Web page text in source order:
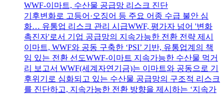
WWF-이마트, 수산물 공급망 리스크 진단
기후변화로 고등어·오징어 등 주요 어종 수급 불안 심
화… 유통업 리스크 관리 시급WWF, 평가자 넘어 '변화
촉진자'로서 기업 공급망의 지속가능한 전환 전략 제시
이마트, WWF와 공동 구축한 ‘PSI’ 기반, 유통업계의 책
임 있는 전환 선도WWF-이마트 지속가능한 수산물 먹거
리 보고서 WWF(세계자연기금)는 이마트와 공동으로 기
후위기로 심화되고 있는 수산물 공급망의 구조적 리스크
를 진단하고, 지속가능한 전환 방향을 제시하는 ‘지속가